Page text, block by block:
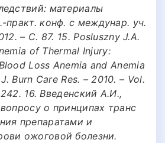
материалы
практ. конф. с междунар. уч.
– C. 87. 15. Posluszny J.A.
of Thermal Injury:
Loss Anemia and Anemia
Burn Care Res. – 2010. – Vol.
16. Введенский А.И.,
о принципах транс
препаратами и
ожоговой болезни.